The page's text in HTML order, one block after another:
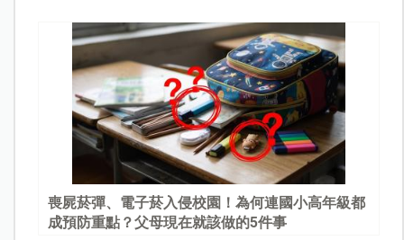
喪屍菸彈、電子菸入侵校園！為何連國小高年級都
成預防重點？父母現在就該做的5件事